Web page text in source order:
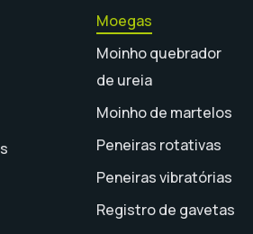
Moegas
Moinho quebrador
de ureia
Moinho de martelos
Peneiras rotativas
Peneiras vibratórias
Registro de gavetas